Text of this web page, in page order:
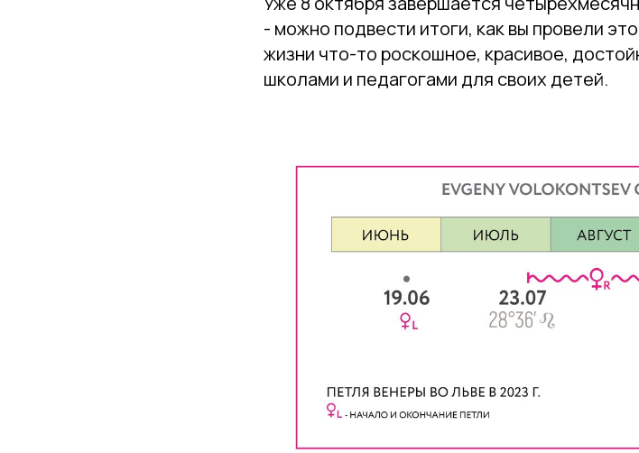
- можно подвести итоги, как вы провели
жизни что-то роскошное, красивое,
школами и педагогами для своих детей.